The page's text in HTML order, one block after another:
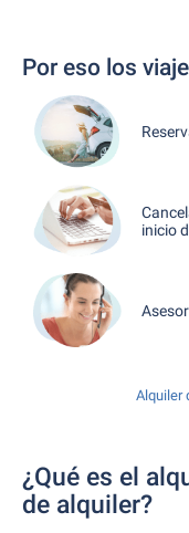
Por eso los
inicio
Alquiler
¿Qué es el
de alquiler?